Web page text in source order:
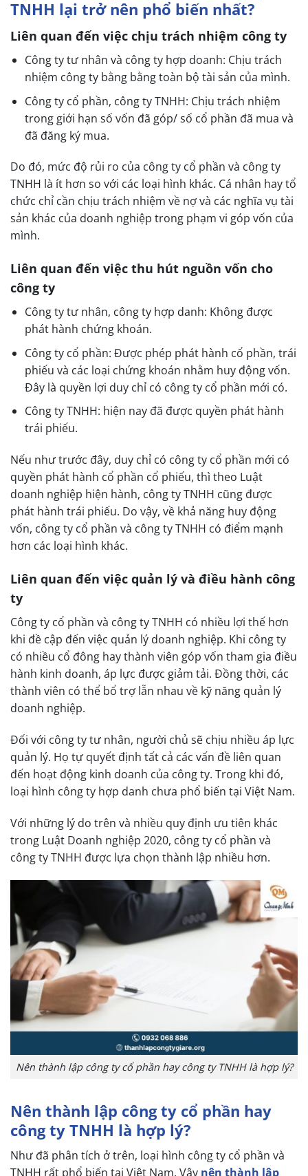
TNHH lại trở nên phổ biến nhất?
Liên quan đến việc chịu trách nhiệm công ty
Công ty tư nhân và công ty hợp doanh: Chịu trách
nhiệm công ty bằng bằng toàn bộ tài sản của mình.
Công ty cổ phần, công ty TNHH: Chịu trách nhiệm
trong giới hạn số vốn đã góp/ số cổ phần đã mua và
đã đăng ký mua.
Do đó, mức độ rủi ro của công ty cổ phần và công ty
TNHH là ít hơn so với các loại hình khác. Cá nhân hay tổ
chức chỉ cần chịu trách nhiệm về nợ và các nghĩa vụ tài
sản khác của doanh nghiệp trong phạm vi góp vốn của
mình.
Liên quan đến việc thu hút nguồn vốn cho
công ty
Công ty tư nhân, công ty hợp danh: Không được
phát hành chứng khoán.
Công ty cổ phần: Được phép phát hành cổ phần, trái
phiếu và các loại chứng khoán nhằm huy động vốn.
Đây là quyền lợi duy chỉ có công ty cổ phần mới có.
Công ty TNHH: hiện nay đã được quyền phát hành
trái phiếu.
Nếu như trước đây, duy chỉ có công ty cổ phần mới có
quyền phát hành cổ phần cổ phiếu, thì theo Luật
doanh nghiệp hiện hành, công ty TNHH cũng được
phát hành trái phiếu. Do vậy, về khả năng huy động
vốn, công ty cổ phần và công ty TNHH có điểm mạnh
hơn các loại hình khác.
Liên quan đến việc quản lý và điều hành công
ty
Công ty cổ phần và công ty TNHH có nhiều lợi thế hơn
khi đề cập đến việc quản lý doanh nghiệp. Khi công ty
có nhiều cổ đông hay thành viên góp vốn tham gia điều
hành kinh doanh, áp lực được giảm tải. Đồng thời, các
thành viên có thể bổ trợ lẫn nhau về kỹ năng quản lý
doanh nghiệp.
Đối với công ty tư nhân, người chủ sẽ chịu nhiều áp lực
quản lý. Họ tự quyết định tất cả các vấn đề liên quan
đến hoạt động kinh doanh của công ty. Trong khi đó,
loại hình công ty hợp danh chưa phổ biến tại Việt Nam.
Với những lý do trên và nhiều quy định ưu tiên khác
trong Luật Doanh nghiệp 2020, công ty cổ phần và
công ty TNHH được lựa chọn thành lập nhiều hơn.
Nên thành lập công ty cổ phần hay công ty TNHH là hợp lý?
Nên thành lập công ty cổ phần hay
công ty TNHH là hợp lý?
Như đã phân tích ở trên, loại hình công ty cổ phần và
TNHH rất phổ biến tại Việt Nam. Vậy nên thành lập